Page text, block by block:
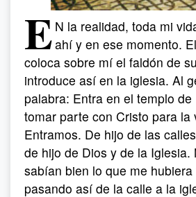
E N la realidad, toda mi
ahí y en ese momento.
coloca sobre mí el faldón de
introduce así en la iglesia. Al
palabra: Entra en el templo
tomar parte con Cristo para la
Entramos. De hijo de las
de hijo de Dios y de la Iglesia.
sabían bien lo que me hubiera
pasando así de la calle a la